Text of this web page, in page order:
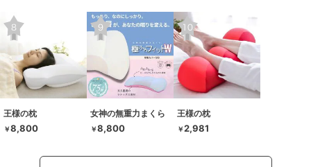
王様の枕
￥8,800
女神の無重力まくら
￥8,800
王様の枕
￥2,981